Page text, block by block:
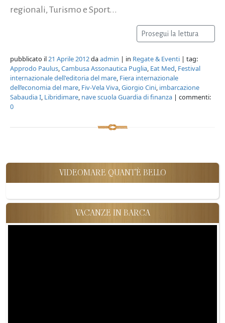
regionali, Turismo e Sport...
Prosegui la lettura
pubblicato il21 Aprile 2012daadmin | in Regate & Eventi | tag:
Approdo Paulus,Cambusa Assonautica Puglia, Eat Med, Festival
internazionale dell'editoria del mare, Fiera internazionale
dell’economia del mare, Fiv-Vela Viva,Giorgio Cini, imbarcazione
Sabaudia I, Libridimare, nave scuola Guardia di finanza | commenti:
0
VIDEOMARE QUANT'È BELLO
VACANZE IN BARCA